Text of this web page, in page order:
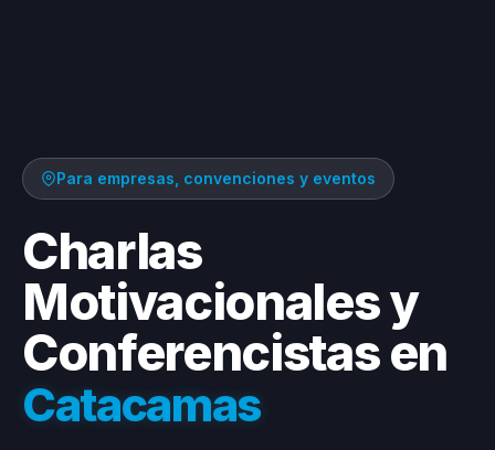
Para empresas, convenciones y eventos
Charlas
Motivacionales y
Conferencistas en
Choloma